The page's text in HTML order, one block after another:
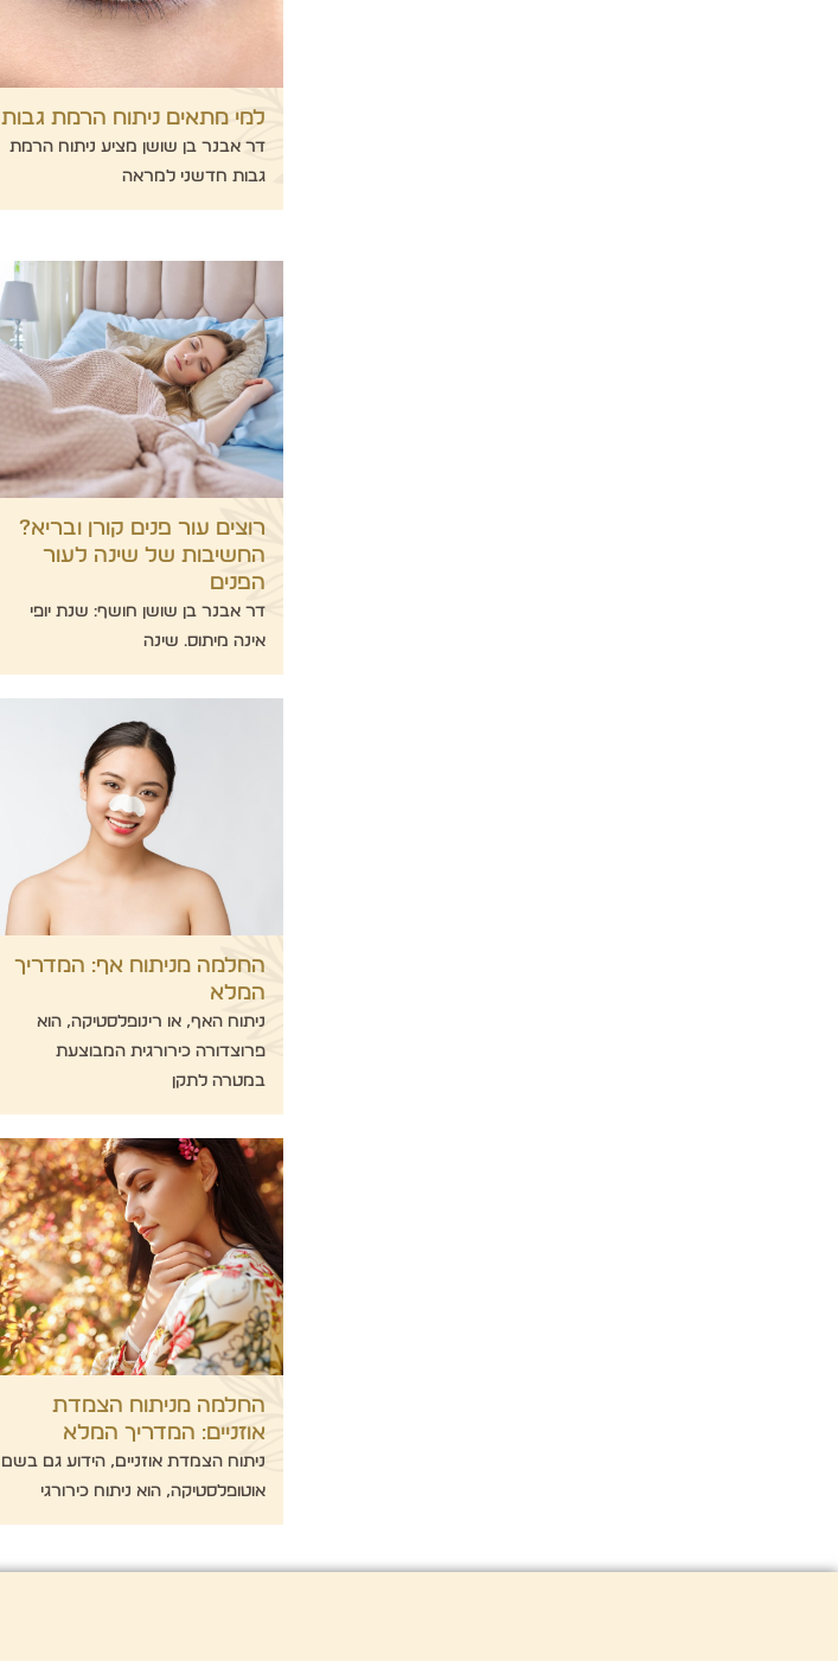
למי מתאים ניתוח הרמת גבות
דר אבנר בן שושן מציע ניתוח הרמת
גבות חדשני למראה
רוצים עור פנים קורן ובריא?
החשיבות של שינה לעור
הפנים
דר אבנר בן שושן חושף: שנת יופי
אינה מיתוס. שינה
החלמה מניתוח אף: המדריך
המלא
ניתוח האף, או רינופלסטיקה, הוא
פרוצדורה כירורגית המבוצעת
במטרה לתקן
החלמה מניתוח הצמדת
אוזניים: המדריך המלא
ניתוח הצמדת אוזניים, הידוע גם בשם
אוטופלסטיקה, הוא ניתוח כירורגי